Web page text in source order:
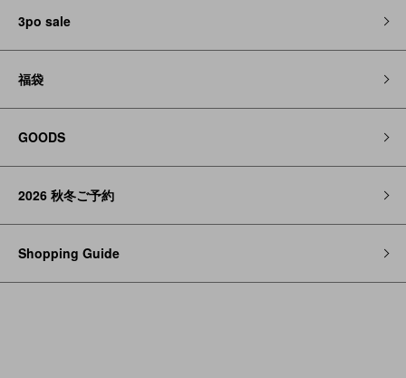
3po sale
福袋
GOODS
2026 秋冬ご予約
Shopping Guide